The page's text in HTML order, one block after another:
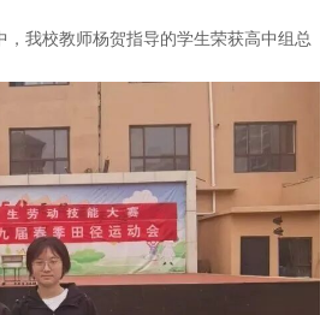
我校教师杨贺指导的学生荣获高中组总